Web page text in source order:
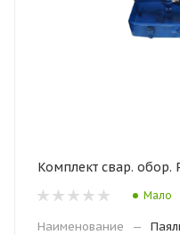
Комплект свар. обор.
Мало
Наименование —